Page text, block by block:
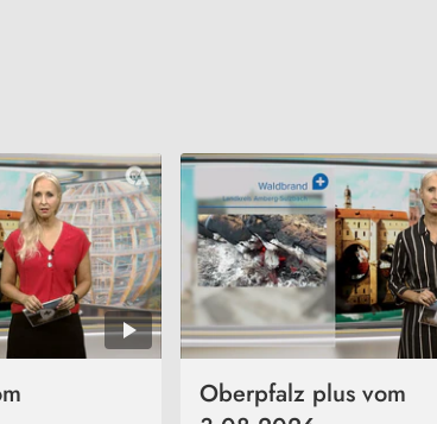
Oberpfalz plus vom